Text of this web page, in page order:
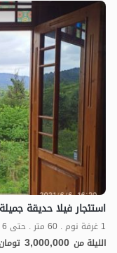
1 غرفة نوم . 60 متر . حتى 6 ضيف
الليلة من 3,000,000